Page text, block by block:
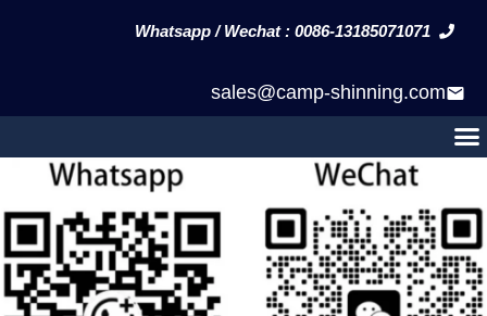
Whatsapp / Wechat : 0086-13185071071
sales@camp-shinning.com